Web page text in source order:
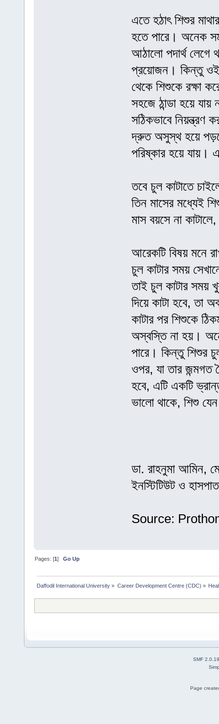
এতে হঠাৎ শিশুর
হতে পারে। অনেক
আঠালো পদার্থ লেগে
প্রয়োজন। কিন্তু ওই
থেকে শিশুকে রক্ষা
সহজে ঠান্ডা হয়ে
সঠিকভাবে নিয়ন্ত্রণ
দ্রুত অসুস্থ হয়ে
পরিষ্কার হয়ে
তবে চুল কাটাতে
তিন মাসের মধ্যেই
মাস বয়সে না
আরেকটি বিষয় মনে
চুল কাটার সময়
তাই চুল কাটার সময়
দিয়ে কাটা হবে, তা
কাটার পর শিশুকে
অস্বস্তি না হয়।
পারে। কিন্তু শিশুর
ওপর, যা তার জন্মগত
হবে, এটি একটি
ভালো থাকে, শিশু যেন
ডা. রাহনুমা আমিন,
ইনস্টিটিউট ও
Source:
Pages: [1]Go Up
Daffodil International University » Career Development Centre (CDC) »
SMF 2.0.19
Page